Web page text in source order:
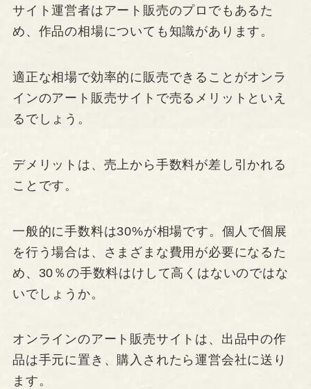
サイト運営者はアート販売のプロでもあるた
め、作品の相場についても知識があります。
適正な相場で効率的に販売できることがオンラ
インのアート販売サイトで売るメリットといえ
るでしょう。
デメリットは、売上から手数料が差し引かれる
ことです。
一般的に手数料は30%が相場です。個人で個展
を行う場合は、さまざまな費用が必要になるた
め、30％の手数料はけして高くはないのではな
いでしょうか。
オンラインのアート販売サイトは、出品中の作
品は手元に置き、購入されたら運営会社に送り
ます。